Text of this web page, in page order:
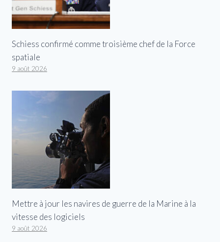
Schiess confirmé comme troisième chef de la Force
spatiale
9 août 2026
Mettre à jour les navires de guerre de la Marine à la
vitesse des logiciels
9 août 2026